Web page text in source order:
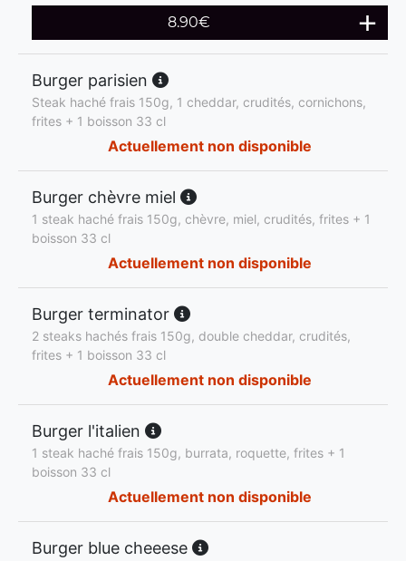
8.90€
Burger parisien
Steak haché frais 150g, 1 cheddar, crudités, cornichons,
frites + 1 boisson 33 cl
Actuellement non disponible
Burger chèvre miel
1 steak haché frais 150g, chèvre, miel, crudités, frites + 1
boisson 33 cl
Actuellement non disponible
Burger terminator
2 steaks hachés frais 150g, double cheddar, crudités,
frites + 1 boisson 33 cl
Actuellement non disponible
Burger l'italien
1 steak haché frais 150g, burrata, roquette, frites + 1
boisson 33 cl
Actuellement non disponible
Burger blue cheeese